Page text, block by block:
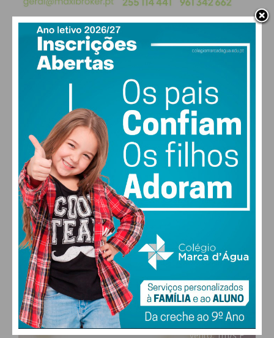
PAÇOS DE FERREIRA
12°
clear sky
95% humidade
vento: 1m/s E